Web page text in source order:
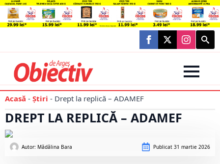
Search
for:
Acasă - Știri - Drept la replică – ADAMEF
DREPT LA REPLICĂ – ADAMEF
Autor: Mădălina Bara Publicat 31 martie 2026